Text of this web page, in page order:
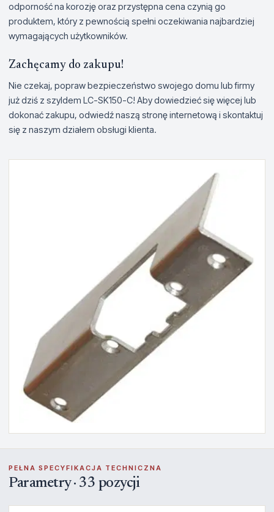
odporność na korozję oraz przystępna cena czynią go
produktem, który z pewnością spełni oczekiwania najbardziej
wymagających użytkowników.
Zachęcamy do zakupu!
Nie czekaj, popraw bezpieczeństwo swojego domu lub firmy
już dziś z szyldem LC-SK150-C! Aby dowiedzieć się więcej lub
dokonać zakupu, odwiedź naszą stronę internetową i skontaktuj
się z naszym działem obsługi klienta.
PEŁNA SPECYFIKACJA TECHNICZNA
Parametry · 33 pozycji